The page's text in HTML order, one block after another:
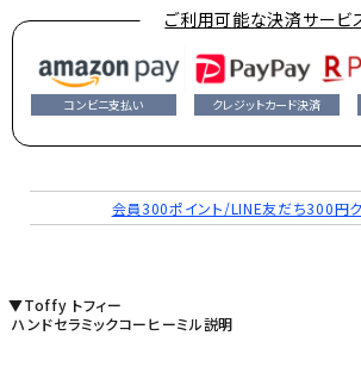
ご利用可能な決済サービ
コンビニ支払い クレジットカード決済
会員300ポイント/LINE友だち300円
▼Toffy トフィー
ハンドセラミックコーヒーミル説明